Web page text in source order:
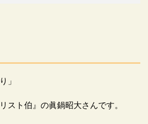
」
スト伯』の眞鍋昭大さんです。